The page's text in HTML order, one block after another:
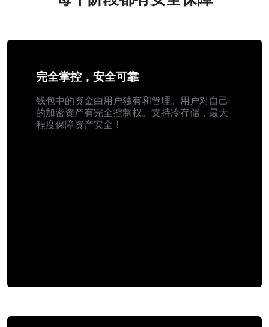
完全掌控，安全可靠
钱包中的资金由用户独有和管理。用户对自己
的加密资产有完全控制权。支持冷存储，最大
程度保障资产安全！